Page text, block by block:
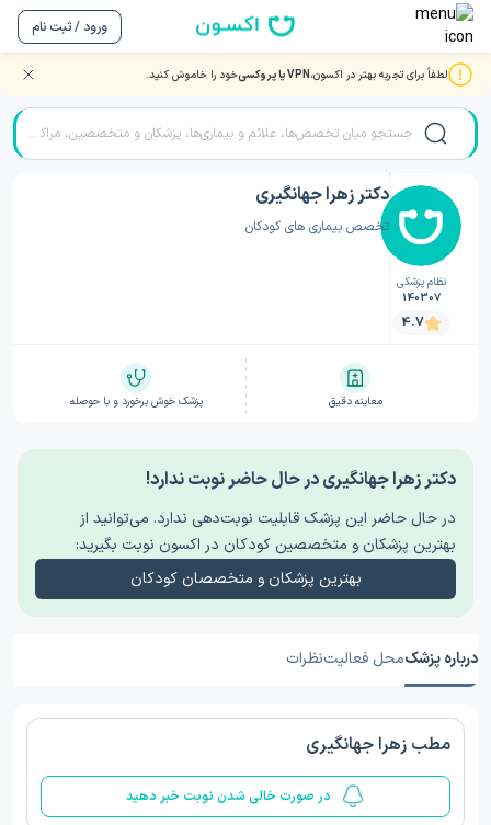
ورود / ثبت نام
لطفاً برای تجربه بهتر در اکسون،VPN یا پروکسی خود را خاموش کنید. صفحه اصلی/دکتر کودکان/دکتر زهرا جهانگیری
نظام پزشکی
140307
4.7
دکتر زهرا جهانگیری
تخصص بیماری های کودکان
معاینه دقیق پزشک خوش برخورد و با حوصله
دکتر زهرا جهانگیری در حال حاضر نوبت ندارد!
در حال حاضر این پزشک قابلیت نوبت‌دهی ندارد. می‌توانید از
بهترین پزشکان و متخصصین کودکان در اکسون نوبت بگیرید:
بهترین پزشکان و متخصصان کودکان
درباره پزشکمحل فعالیتنظرات
مطب زهرا جهانگیری
در صورت خالی شدن نوبت خبر دهید